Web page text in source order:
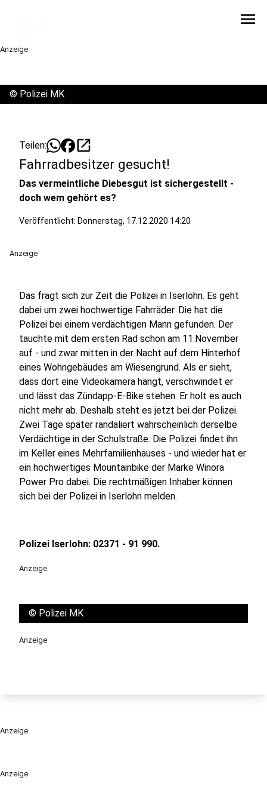
menu
Anzeige
Anzeige
© Polizei MK
Teilen: open_in_new
Fahrradbesitzer gesucht!
Das vermeintliche Diebesgut ist sichergestellt -
doch wem gehört es?
Veröffentlicht: Donnerstag, 17.12.2020 14:20
Anzeige
Das fragt sich zur Zeit die Polizei in Iserlohn. Es geht
dabei um zwei hochwertige Fahrräder. Die hat die
Polizei bei einem verdächtigen Mann gefunden. Der
tauchte mit dem ersten Rad schon am 11.November
auf - und zwar mitten in der Nacht auf dem Hinterhof
eines Wohngebäudes am Wiesengrund. Als er sieht,
dass dort eine Videokamera hängt, verschwindet er
und lässt das Zündapp-E-Bike stehen. Er holt es auch
nicht mehr ab. Deshalb steht es jetzt bei der Polizei.
Zwei Tage später randaliert wahrscheinlich derselbe
Verdächtige in der Schulstraße. Die Polizei findet ihn
im Keller eines Mehrfamilienhauses - und wieder hat er
ein hochwertiges Mountainbike der Marke Winora
Power Pro dabei. Die rechtmäßigen Inhaber können
sich bei der Polizei in Iserlohn melden.
Polizei Iserlohn: 02371 - 91 990.
Anzeige
© Polizei MK
Anzeige
Anzeige